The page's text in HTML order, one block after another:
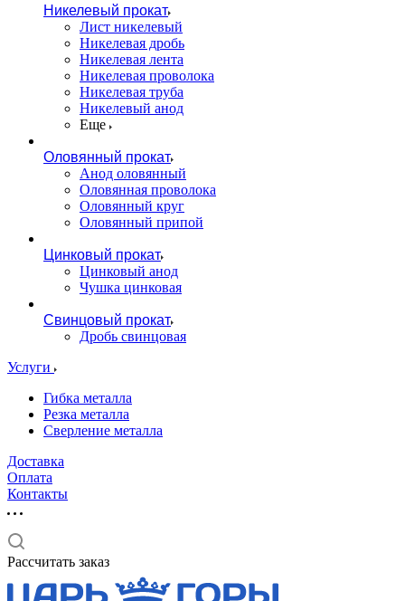
Никелевый прокат
Лист никелевый
Никелевая дробь
Никелевая лента
Никелевая проволока
Никелевая труба
Никелевый анод
Еще
Оловянный прокат
Анод оловянный
Оловянная проволока
Оловянный круг
Оловянный припой
Цинковый прокат
Цинковый анод
Чушка цинковая
Свинцовый прокат
Дробь свинцовая
Услуги
Гибка металла
Резка металла
Сверление металла
Доставка
Оплата
Контакты
Рассчитать заказ